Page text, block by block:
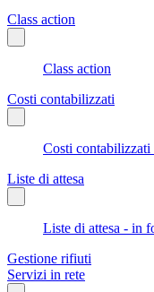
Class action
Class action
Costi contabilizzati
Costi
Liste di attesa
Liste di attesa - in
Gestione rifiuti
Servizi in rete